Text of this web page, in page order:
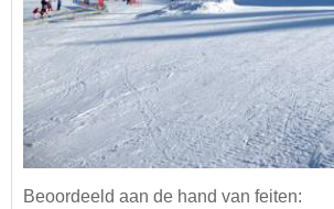
Beoordeeld aan de hand van feiten: